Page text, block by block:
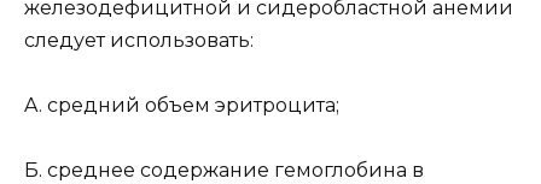
железодефицитной и сидеробластной анемии
следует использовать:
A. средний объем эритроцита;
Б. среднее содержание гемоглобина в